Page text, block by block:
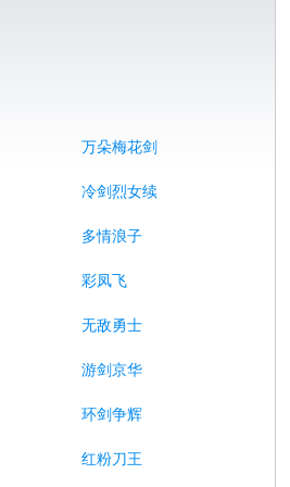
万朵梅花剑
冷剑烈女续
多情浪子
彩凤飞
无敌勇士
游剑京华
环剑争辉
红粉刀王